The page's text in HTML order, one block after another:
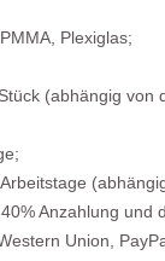
Plexiglas;
(abhängig von
Anzahlung und
Union,